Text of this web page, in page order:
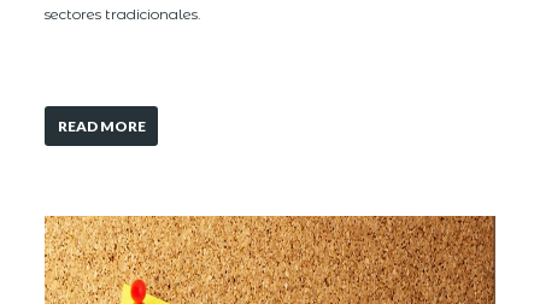
sectores tradicionales.
READ MORE